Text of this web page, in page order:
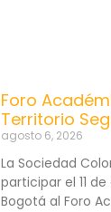
Foro
Territorio
agosto 6, 2026
La Sociedad
participar el 11
Bogotá al Foro